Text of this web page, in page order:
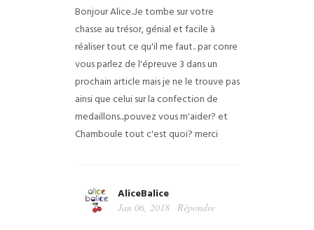
Bonjour Alice..Je tombe sur votre
chasse au trésor, génial et facile à
réaliser tout ce qu'il me faut.. par conre
vous parlez de l'épreuve 3 dans un
prochain article mais je ne le trouve pas
ainsi que celui sur la confection de
medaillons...pouvez vous m'aider? et
Chamboule tout c'est quoi? merci
AliceBalice
Jan 06, 2018 Répondre